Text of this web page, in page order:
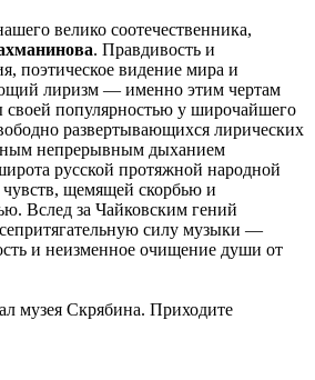
велико соотечественника,
. Правдивость и
поэтическое видение мира и
лиризм — именно этим чертам
своей популярностью у широчайшего
развертывающихся лирических
непрерывным дыханием
русской протяжной народной
чувств, щемящей скорбью и
Вслед за Чайковским гений
силу музыки —
и неизменное очищение души от
музея Скрябина. Приходите